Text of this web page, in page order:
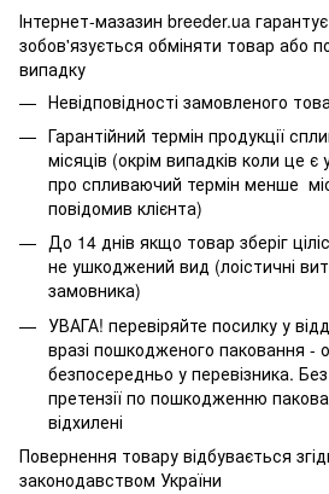
Інтернет-мазазин breeder.ua гарантує
зобов'язується обміняти товар або
випадку
Невідповідності замовленого
Гарантійний термін продукції
місяців (окрім випадків коли це
про спливаючий термін менше
повідомив клієнта)
До 14 днів якщо товар зберіг
не ушкоджений вид (лоістичні
замовника)
УВАГА! перевіряйте посилку у
вразі пошкодженого паковання -
безпосередньо у перевізника.
претензії по пошкодженню
відхилені
Повернення товару відбувається
законодавством України